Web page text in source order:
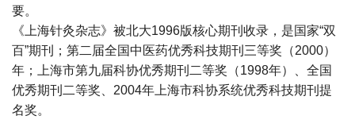
要。
《上海针灸杂志》被北大1996版核心期刊收录，是国家“双
百”期刊；第二届全国中医药优秀科技期刊三等奖（2000）
年；上海市第九届科协优秀期刊二等奖（1998年）、全国
优秀期刊二等奖、2004年上海市科协系统优秀科技期刊提
名奖。